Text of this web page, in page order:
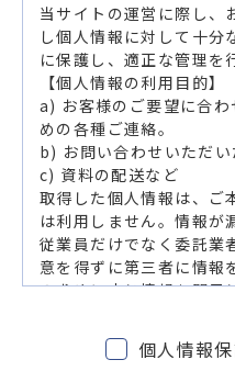
当サイトの運営に際し、
し個人情報に対して十分
に保護し、適正な管理を
【個人情報の利用目的】
a) お客様のご要望に合
めの各種ご連絡。
b) お問い合わせいただい
c) 資料の配送など
取得した個人情報は、ご
は利用しません。情報が
従業員だけでなく委託業
意を得ずに第三者に情報
の求めに応じ情報を開示
報の取り扱いに関する苦
します。
個人情報